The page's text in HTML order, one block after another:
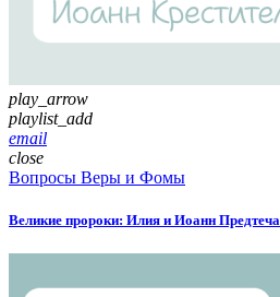
play_arrow
playlist_add
email
close
Вопросы Веры и Фомы
Великие пророки: Илия и Иоанн Предтеча